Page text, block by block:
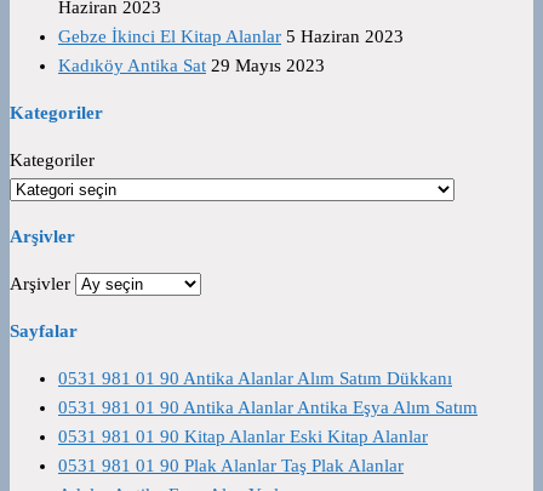
Haziran 2023
Gebze İkinci El Kitap Alanlar 5 Haziran 2023
Kadıköy Antika Sat 29 Mayıs 2023
Kategoriler
Kategoriler
Arşivler
Arşivler
Sayfalar
0531 981 01 90 Antika Alanlar Alım Satım Dükkanı
0531 981 01 90 Antika Alanlar Antika Eşya Alım Satım
0531 981 01 90 Kitap Alanlar Eski Kitap Alanlar
0531 981 01 90 Plak Alanlar Taş Plak Alanlar